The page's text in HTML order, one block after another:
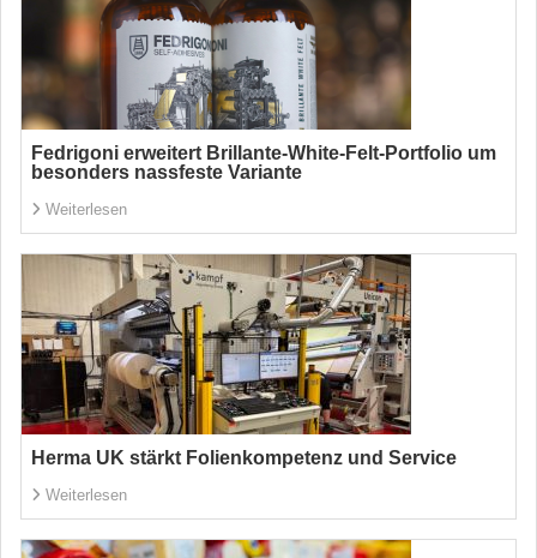
Fedrigoni erweitert Brillante-White-Felt-Portfolio um
besonders nassfeste Variante
Weiterlesen
Herma UK stärkt Folienkompetenz und Service
Weiterlesen